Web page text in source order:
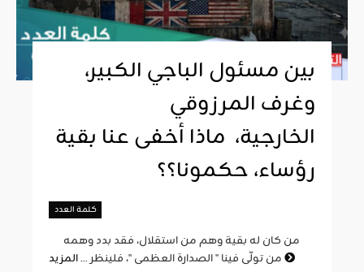
بين مسئول الباجي الكبير،
وغرف المرزوقي
الخارجية، ماذا أخفى عنا بقية
رؤساء، حكمونا؟؟
كلمة العدد
من تولّى فينا " الصدارة العظمى "، فلينظر ...